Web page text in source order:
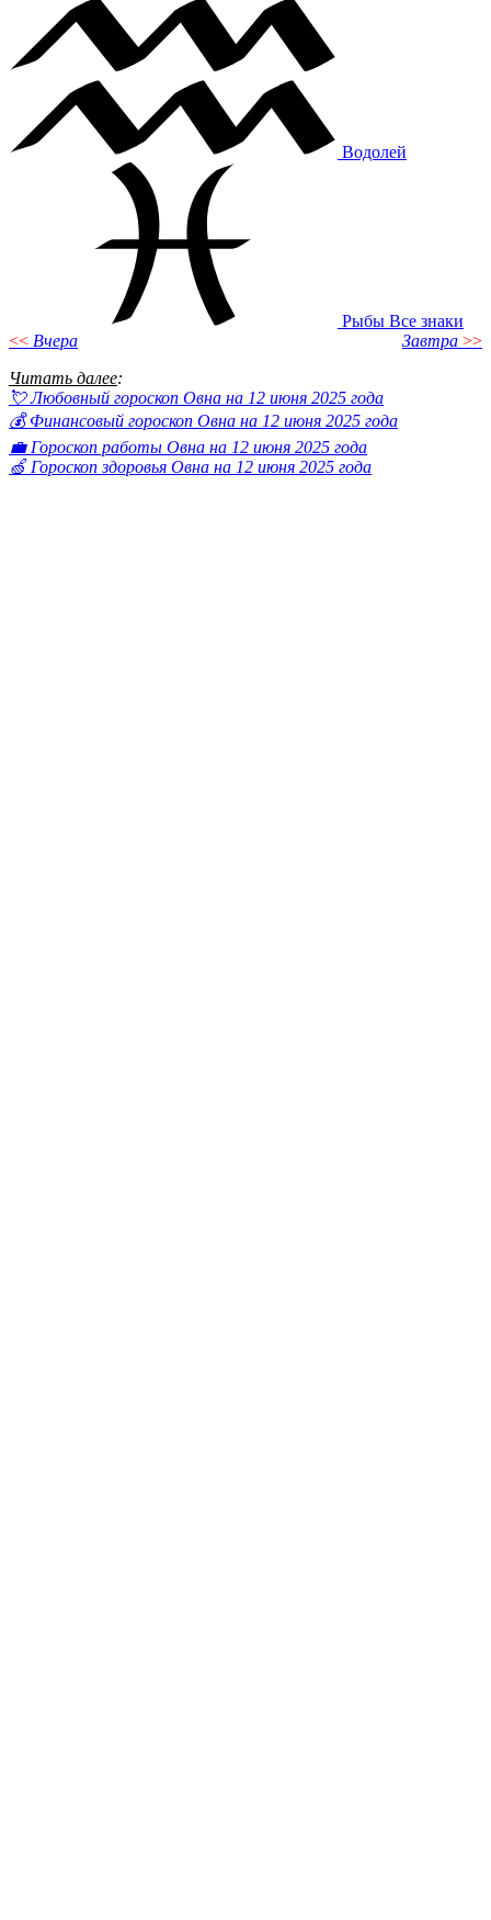
Водолей
Рыбы Все знаки
<< Вчера Завтра >>
Читать далее:
💘 Любовный гороскоп Овна на 12 июня 2025 года
💰 Финансовый гороскоп Овна на 12 июня 2025 года
💼 Гороскоп работы Овна на 12 июня 2025 года
🍏 Гороскоп здоровья Овна на 12 июня 2025 года